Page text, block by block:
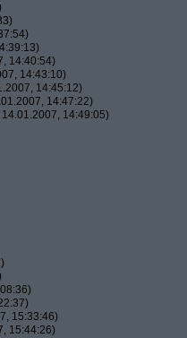
14:40:54)
14:43:10)
14:45:12)
14:47:22)
14:49:05)
15:33:46)
15:44:26)